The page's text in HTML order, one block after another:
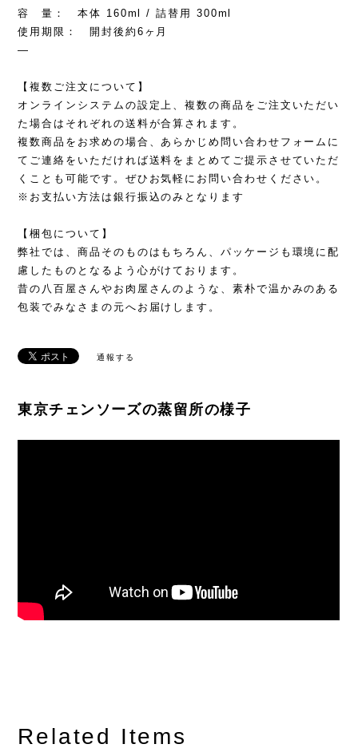
容 量： 本体 160ml / 詰替用 300ml
使用期限： 開封後約6ヶ月
—
【複数ご注文について】
オンラインシステムの設定上、複数の商品をご注文いただい
た場合はそれぞれの送料が合算されます。
複数商品をお求めの場合、あらかじめ問い合わせフォームに
てご連絡をいただければ送料をまとめてご提示させていただ
くことも可能です。ぜひお気軽にお問い合わせください。
※お支払い方法は銀行振込のみとなります
【梱包について】
弊社では、商品そのものはもちろん、パッケージも環境に配
慮したものとなるよう心がけております。
昔の八百屋さんやお肉屋さんのような、素朴で温かみのある
包装でみなさまの元へお届けします。
通報する
東京チェンソーズの蒸留所の様子
Related Items